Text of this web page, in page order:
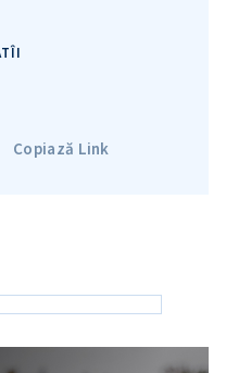
Copiază Link